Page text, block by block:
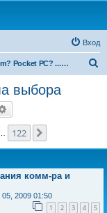
Вход
Palm? Pocket PC? ...? Проблема выбора
выбора
122
комм-ра и
05, 2009 01:50
1 2 3 4 5